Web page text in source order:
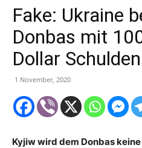
Fake: Ukraine
Donbas mit
Dollar Schulden
1 November, 2020
Kyjiw wird dem Donbas